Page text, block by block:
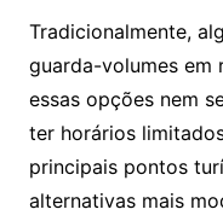
Tradicionalmente,
guarda-volumes em
essas opções nem
ter horários
principais pontos
alternativas mais